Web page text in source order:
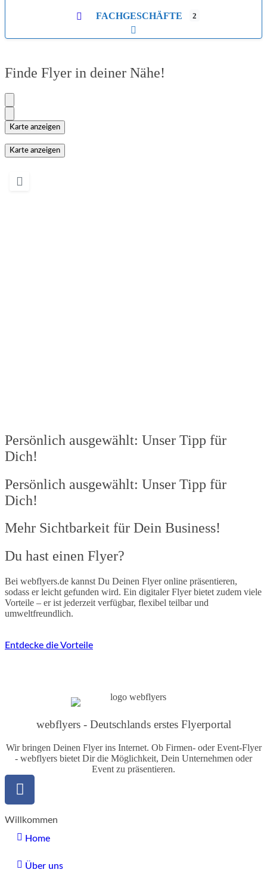
FACHGESCHÄFTE 2
Unterkategorien aufklappen
Finde Flyer in deiner Nähe!
Karte anzeigen
Karte anzeigen
Persönlich ausgewählt: Unser Tipp für
Dich!
Persönlich ausgewählt: Unser Tipp für
Dich!
Mehr Sichtbarkeit für Dein Business!​
Du hast einen Flyer?
Bei webflyers.de kannst Du Deinen Flyer online präsentieren,
sodass er leicht gefunden wird. Ein digitaler Flyer bietet zudem viele
Vorteile – er ist jederzeit verfügbar, flexibel teilbar und
umweltfreundlich.
Entdecke die Vorteile
webflyers - Deutschlands erstes Flyerportal
Wir bringen Deinen Flyer ins Internet. Ob Firmen- oder Event-Flyer
- webflyers bietet Dir die Möglichkeit, Dein Unternehmen oder
Event zu präsentieren.
Willkommen
Home
Über uns